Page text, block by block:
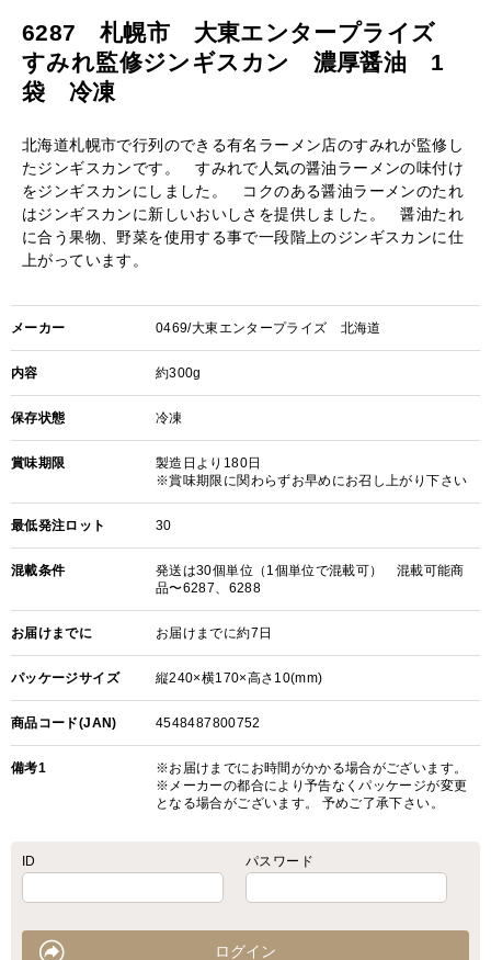
6287 札幌市 大東エンタープライズ
すみれ監修ジンギスカン 濃厚醤油 1
袋 冷凍
北海道札幌市で行列のできる有名ラーメン店のすみれが監修し
たジンギスカンです。 すみれで人気の醤油ラーメンの味付け
をジンギスカンにしました。 コクのある醤油ラーメンのたれ
はジンギスカンに新しいおいしさを提供しました。 醤油たれ
に合う果物、野菜を使用する事で一段階上のジンギスカンに仕
上がっています。
メーカー 0469/大東エンタープライズ 北海道
内容 約300g
保存状態 冷凍
賞味期限
製造日より180日
※賞味期限に関わらずお早めにお召し上がり下さい
最低発注ロット 30
混載条件
発送は30個単位（1個単位で混載可） 混載可能商
品〜6287、6288
お届けまでに お届けまでに約7日
パッケージサイズ 縦240×横170×高さ10(mm)
商品コード(JAN) 4548487800752
備考1
※お届けまでにお時間がかかる場合がございます。
※メーカーの都合により予告なくパッケージが変更
となる場合がございます。 予めご了承下さい。
ID パスワード